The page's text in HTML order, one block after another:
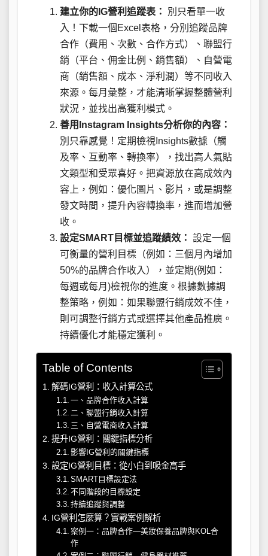
建立你的IG營利追蹤表：
別只看單一收
入！下載一個Excel表格，分別追蹤品牌
合作（費用、次數、合作方式）、聯盟行
銷（平台、佣金比例、銷售額）、自營電
商（銷售額、成本、淨利潤）等不同收入
來源。每月彙整，才能清晰掌握整體營利
狀況，並找出高獲利模式。
善用Instagram Insights分析你的內容：
別只靠感覺！定期檢視Insights數據（觸
及率、互動率、轉換率），找出高人氣貼
文類型和受眾喜好。把資源放在高成效內
容上，例如：優化圖片、影片，或是調整
發文時間，提升內容轉換率，進而增加營
收。
設定SMART目標並追蹤績效： 設定一個
可衡量的營利目標（例如：三個月內增加
50%的品牌合作收入），並定期(例如：
每週或每月)檢視你的進度。根據數據調
整策略，例如：如果聯盟行銷成效不佳，
則可調整行銷方式或選擇其他產品推廣。
持續優化才能穩定獲利。
Table of Contents
解碼IG營利：收入計算公式
一、品牌合作收入計算
二、聯盟行銷收入計算
三、自營電商收入計算
提升IG營利：關鍵指標分析
影響IG營利的關鍵指標
設定IG營利目標：從小白到吸金高手
SMART目標設定法
不同階段的目標設定
持續追蹤與調整
IG營利怎麼算？實戰案例解析
案例一：品牌合作—美妝保養品牌與KOL合
作